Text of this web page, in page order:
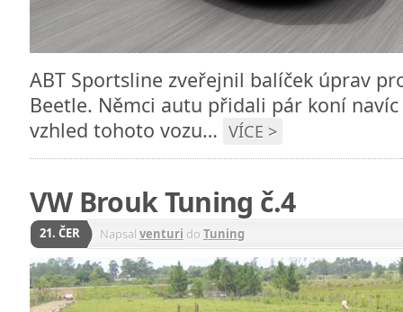
ABT Sportsline zveřejnil balíček úprav
Beetle. Němci autu přidali pár koní
vzhled tohoto vozu… VÍCE >
VW Brouk Tuning č.4
21. ČER Napsal venturi do Tuning